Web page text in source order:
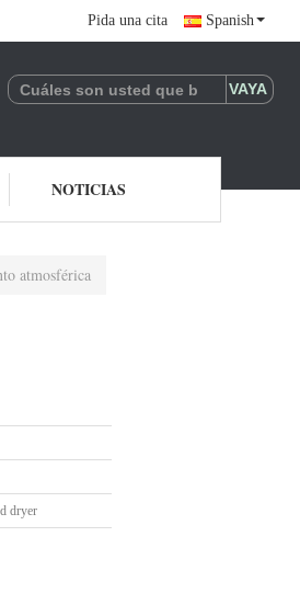
Pida una cita Spanish
NOTICIAS
atmosférica
dryer